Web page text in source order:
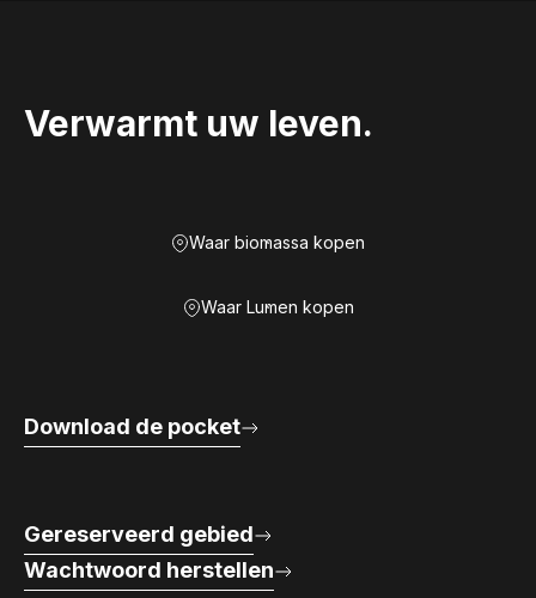
Verwarmt uw leven.
Waar biomassa kopen
Waar Lumen kopen
Download de pocket
Gereserveerd gebied
Wachtwoord herstellen